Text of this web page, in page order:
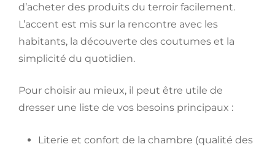
d’acheter des produits du terroir facilement.
L’accent est mis sur la rencontre avec les
habitants, la découverte des coutumes et la
simplicité du quotidien.
Pour choisir au mieux, il peut être utile de
dresser une liste de vos besoins principaux :
Literie et confort de la chambre (qualité des